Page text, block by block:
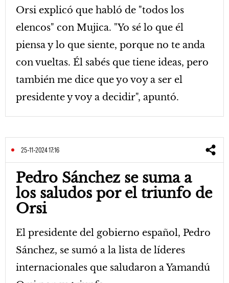
Orsi explicó que habló de "todos los
elencos" con Mujica. "Yo sé lo que él
piensa y lo que siente, porque no te anda
con vueltas. Él sabés que tiene ideas, pero
también me dice que yo voy a ser el
presidente y voy a decidir", apuntó.
25-11-2024 17:16
Pedro Sánchez se suma a
los saludos por el triunfo de
Orsi
El presidente del gobierno español, Pedro
Sánchez, se sumó a la lista de líderes
internacionales que saludaron a Yamandú